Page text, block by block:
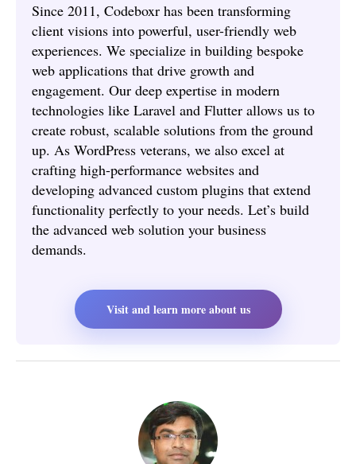
Since 2011, Codeboxr has been transforming
client visions into powerful, user-friendly web
experiences. We specialize in building bespoke
web applications that drive growth and
engagement. Our deep expertise in modern
technologies like Laravel and Flutter allows us to
create robust, scalable solutions from the ground
up. As WordPress veterans, we also excel at
crafting high-performance websites and
developing advanced custom plugins that extend
functionality perfectly to your needs. Let’s build
the advanced web solution your business
demands.
Visit and learn more about us